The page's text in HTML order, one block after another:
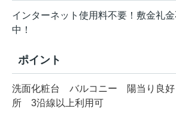
インターネット使用料不要！敷金礼
中！
ポイント
洗面化粧台 バルコニー 陽当り良好
所
3沿線以上利用可